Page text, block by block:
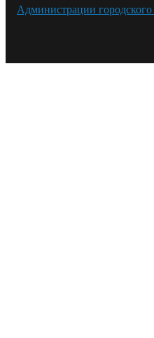
Администрации городского